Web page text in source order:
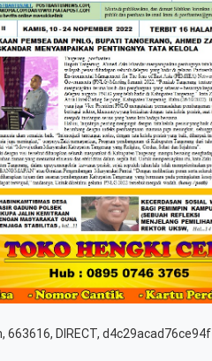
663616, DIRECT, d4c29acad76ce94f